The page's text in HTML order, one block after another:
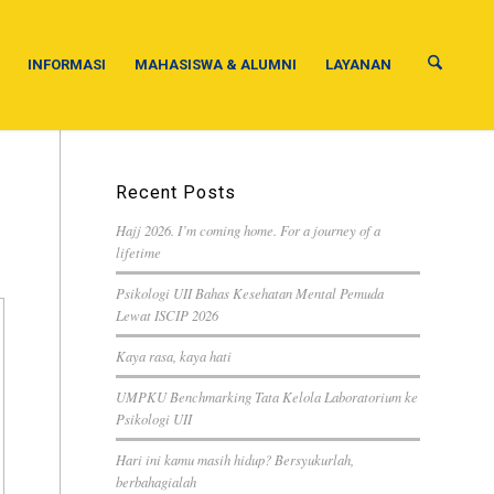
INFORMASI MAHASISWA & ALUMNI LAYANAN
Recent Posts
Hajj 2026. I’m coming home. For a journey of a
lifetime
Psikologi UII Bahas Kesehatan Mental Pemuda
Lewat ISCIP 2026
Kaya rasa, kaya hati
UMPKU Benchmarking Tata Kelola Laboratorium ke
Psikologi UII
Hari ini kamu masih hidup? Bersyukurlah,
berbahagialah